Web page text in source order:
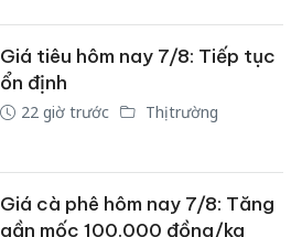
Giá tiêu hôm nay 7/8: Tiếp tục
ổn định
22 giờ trước Thị trường
Giá cà phê hôm nay 7/8: Tăng
gần mốc 100.000 đồng/kg